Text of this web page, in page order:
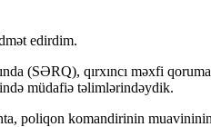
edirdim.
(SƏRQ), qırxıncı məxfi
müdafiə təlimlərindəydik.
poliqon komandirinin